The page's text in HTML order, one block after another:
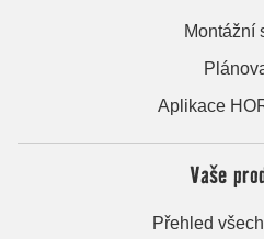
Montážní
Aplikace
Vaše
Přehled